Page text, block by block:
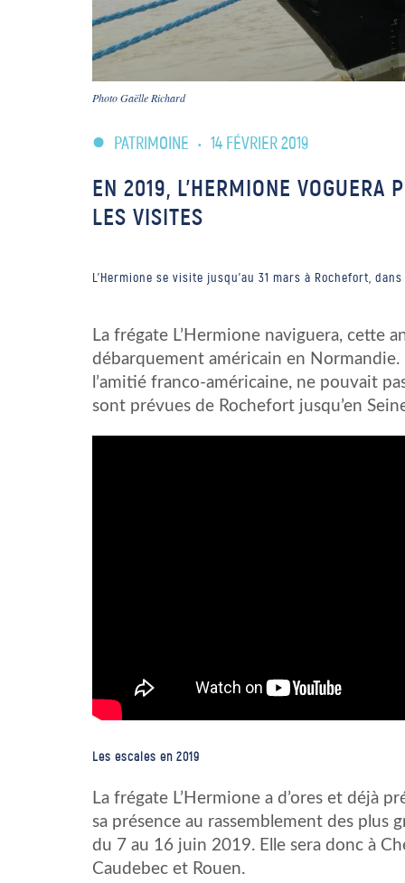
Photo Gaëlle Richard
PATRIMOINE • 14 FÉVRIER 2019
EN 2019, L’HERMIONE VOGUERA
LES VISITES
L'Hermione se visite jusqu'au 31 mars à Rochefort,
La frégate L’Hermione naviguera, cette
débarquement américain en
l’amitié franco-américaine, ne pouvait
sont prévues de Rochefort jusqu’en
Les escales en 2019
La frégate L’Hermione a d’ores et déjà
sa présence au rassemblement des plus
du 7 au 16 juin 2019. Elle sera donc à
Caudebec et Rouen.